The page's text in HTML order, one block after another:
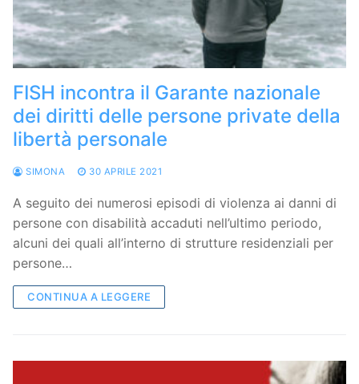
FISH incontra il Garante nazionale
dei diritti delle persone private della
libertà personale
SIMONA 30 APRILE 2021
A seguito dei numerosi episodi di violenza ai danni di
persone con disabilità accaduti nell’ultimo periodo,
alcuni dei quali all’interno di strutture residenziali per
persone…
CONTINUA A LEGGERE